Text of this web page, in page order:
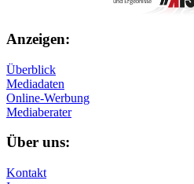
Anzeigen:
Überblick
Mediadaten
Online-Werbung
Mediaberater
Über uns:
Kontakt